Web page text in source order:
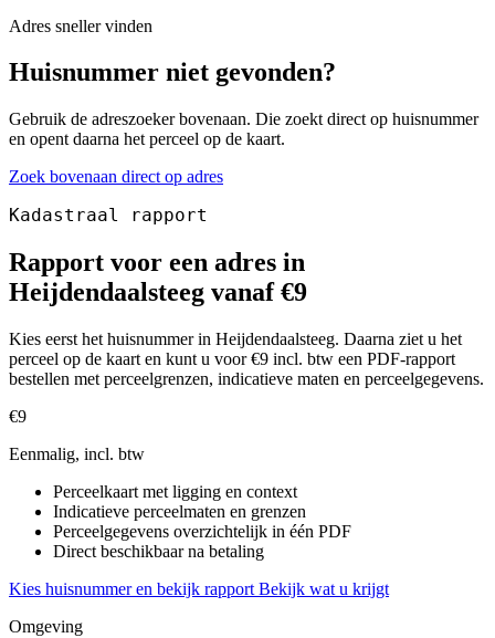
Adres sneller vinden
Huisnummer niet gevonden?
Gebruik de adreszoeker bovenaan. Die zoekt direct op huisnummer
en opent daarna het perceel op de kaart.
Zoek bovenaan direct op adres
Kadastraal rapport
Rapport voor een adres in
Heijdendaalsteeg vanaf €9
Kies eerst het huisnummer in Heijdendaalsteeg. Daarna ziet u het
perceel op de kaart en kunt u voor €9 incl. btw een PDF-rapport
bestellen met perceelgrenzen, indicatieve maten en perceelgegevens.
€9
Eenmalig, incl. btw
Perceelkaart met ligging en context
Indicatieve perceelmaten en grenzen
Perceelgegevens overzichtelijk in één PDF
Direct beschikbaar na betaling
Kies huisnummer en bekijk rapport Bekijk wat u krijgt
Omgeving